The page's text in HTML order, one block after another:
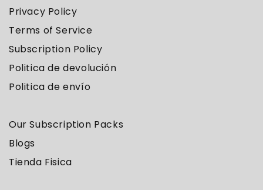
Privacy Policy
Terms of Service
Subscription Policy
Politica de devolución
Politica de envío
Our Subscription Packs
Blogs
Tienda Fisica